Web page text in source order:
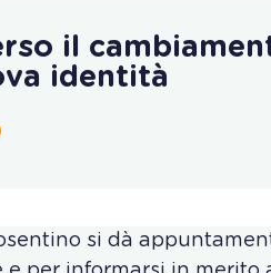
il
identità
si dà